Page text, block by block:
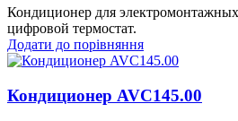
Кондиционер для
цифровой термостат.
Додати до порівняння
Кондиционер AVC145.00